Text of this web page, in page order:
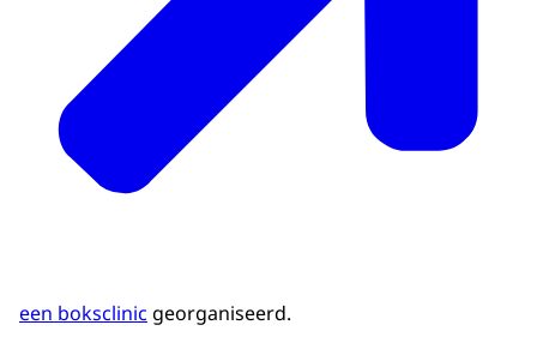
een boksclinic georganiseerd.